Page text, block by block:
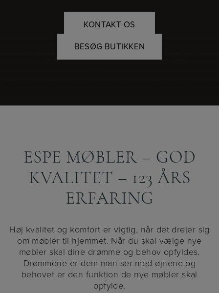
KONTAKT OS
BESØG BUTIKKEN
KONTAKT OS
BESØG BUTIKKEN
ESPE MØBLER – GOD
KVALITET – 123 ÅRS
ERFARING
Høj kvalitet og komfort er vigtig, når det drejer sig
om møbler til hjemmet. Når du skal vælge nye
møbler skal dine drømme og behov opfyldes.
Drømmene er dem man ser med øjnene og
behovet er den funktion de nye møbler skal
opfylde.